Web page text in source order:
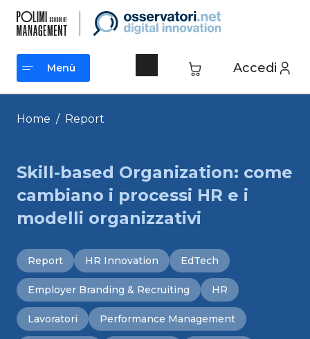
contenuto
Accedi
Menù
Menù
Home / Report
Skill-based Organization: come
cambiano i processi HR e i
modelli organizzativi
Report HR Innovation EdTech
Employer Branding & Recruiting HR
Lavoratori Performance Management